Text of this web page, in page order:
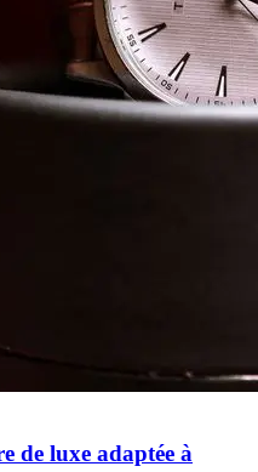
de luxe adaptée à